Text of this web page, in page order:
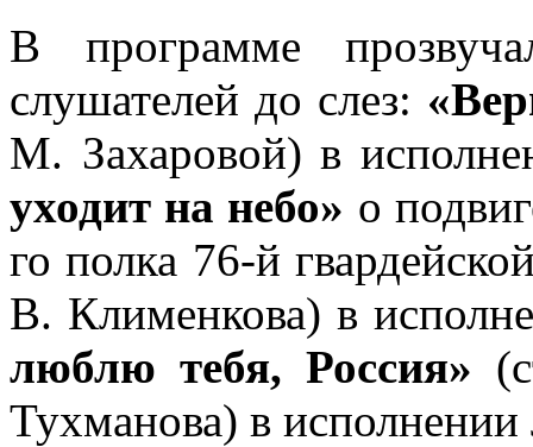
В программе
слушателей до слез:
М. Захаровой) в
уходит на небо» о
го полка 76-й
В. Клименкова) в
люблю тебя, Россия»
Тухманова) в